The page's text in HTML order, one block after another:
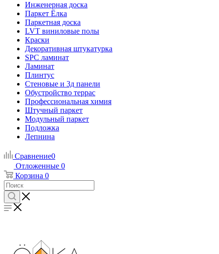
Инженерная доска
Паркет Ёлка
Паркетная доска
LVT виниловые полы
Краски
Декоративная штукатурка
SPC ламинат
Ламинат
Плинтус
Стеновые и 3д панели
Обустройство террас
Профессиональная химия
Штучный паркет
Модульный паркет
Подложка
Лепнина
Сравнение0
Отложенные 0
Корзина 0